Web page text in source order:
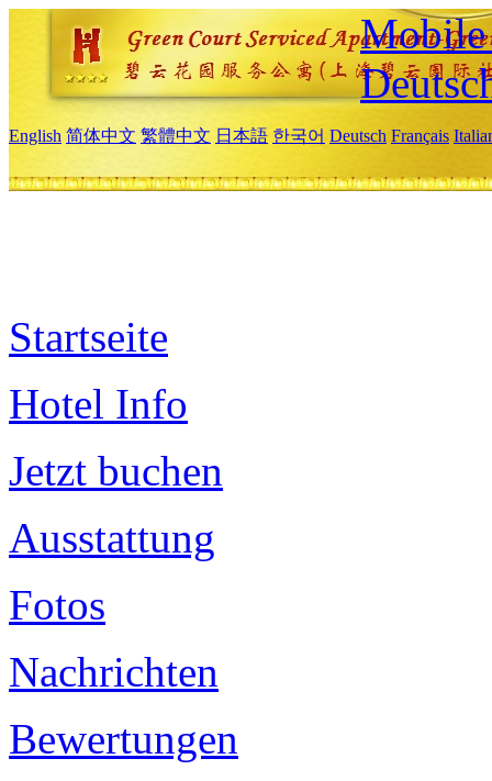
Mobile
English 简体中文 繁體中文 日本語 한국어 Deutsch Français
Startseite
Hotel Info
Jetzt buchen
Ausstattung
Fotos
Nachrichten
Bewertungen